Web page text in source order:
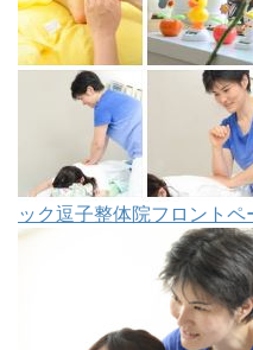
ック逗子整体院フロントペ